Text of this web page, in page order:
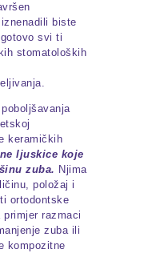
biste
svi ti
stomatoloških
keramičkih
ljuskice koje
zuba. Njima
položaj i
ortodontske
razmaci
zuba ili
kompozitne